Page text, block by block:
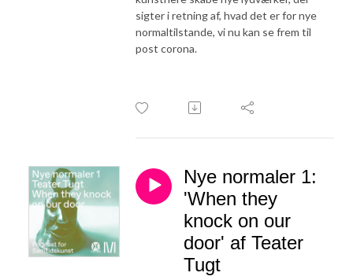
sigter i retning af, hvad det er for nye
normaltilstande, vi nu kan se frem til
post corona.
Nye normaler 1:
'When they
knock on our
door' af Teater
Tugt